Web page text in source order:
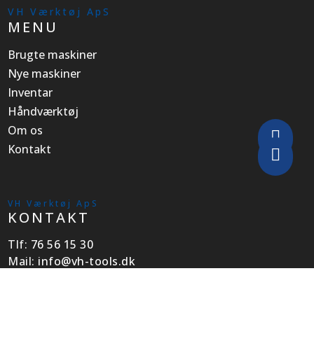
VH Værktøj ApS
MENU
Brugte maskiner
Nye maskiner
Inventar
Håndværktøj
Om os
Kontakt
VH Værktøj ApS
KONTAKT
Tlf: 76 56 15 30
Mail: info@vh-tools.dk

